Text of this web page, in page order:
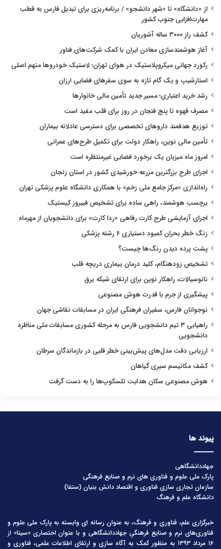
از «دانشگاه» تا «شهر دانشجو» / برنامه‌ریزی برای تبدیل فارس به قطب
مهارت‌افزایی جنوب کشور
کشف راز ۳۰۰۰ ساله آشوریان
آغاز هوشمندسازی معادن ایران با کمک شرکت‌های فناور
رکورد جهانی میکروپلاستیک در هوای تهران؛ لاستیک خودروها متهم اصلی
استارشیپ و یک گام تازه به سوی سفرهای فضایی ارزان
رشد خرید اعتباری؛ مسیر جدید تأمین مالی خانوارها
مصرف قهوه تا پنج فنجان در روز برای قلب مفید است
توزیع هدفمند داروهای تخصصی برای دسترسی عادلانه بیماران
تأمین مالی نوین، راهکار دولت برای تکمیل طرح‌های عمرانی
امروز ماه میزبان یک برخورد فضایی غیرمنتظره است
اجرای طرح بزرگترین مزرعه خورشیدی کشور در استان زنجان
راه‌اندازی «مرکز جامع ملی زخم» با همکاری دانشگاه علوم پزشکی تهران
برچسب هوشمند، راهی ساده برای تشخیص فیبروز کیستیک
اجرای آزمایشی طرح کارت رفاهی «ردا کارت» برای دانشجویان از مهرماه
زنگ خطر بحران کمبود دستیاری ۶ رشته پزشکی
پشت پرده دیدن رنگ‌ها چیست؟
تشخیص زودهنگام، کلید درمان بیماری دریچه قلب
نانوسیالات، راهکار نوین برای ارتقای شبکه برق
پیشگیری از جرم با قدرت هوش مصنوعی
نوجوانان فارس، سفیران فرهنگی ایران در مسابقات نقاشی جهان
راهیابی ۳ تیم دانشجویی فارس به مرحله کشوری مسابقات ملی مناظره
دانشجویی
ارزیابی دقت مدل‌های پیش‌بینی خطر قلبی در بازماندگان سرطان
کشف مکانیسم سیری گیاهان
هوش مصنوعی سکان هدایت تلسکوپ‌ها را به دست گرفت
پیوند ها
جهاددانشگاهی
پارک ملی علوم و فناوری های نرم و صنایع فرهنگی
سازمان تجاری سازی فناوری و اقتصاد دانش بنیان (ستفا)
دانشگاه علم و فرهنگ
خبرگزاری علم، فناوری و فرهنگ، به عنوان رسانه ای وابسته به پارک ملی علوم و
فناوری‌های نرم و صنایع فرهنگیِ جهاددانشگاهی و با عنوان اختصاری «سینا» از
۱۶ مرداد ۱۳۹۳ به منظور کمک به آگاه سازی و ارتقای اطلاعات علمی، فناوری و